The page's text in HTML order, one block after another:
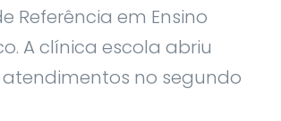
Referência em Ensino
A clínica escola abriu
no segundo